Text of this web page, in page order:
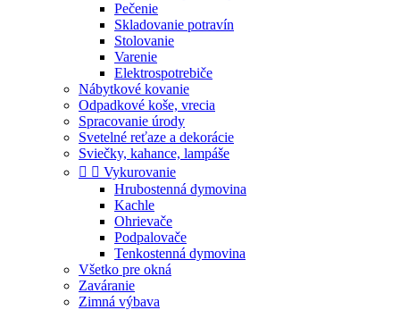
Pečenie
Skladovanie potravín
Stolovanie
Varenie
Elektrospotrebiče
Nábytkové kovanie
Odpadkové koše, vrecia
Spracovanie úrody
Svetelné reťaze a dekorácie
Sviečky, kahance, lampáše
  Vykurovanie
Hrubostenná dymovina
Kachle
Ohrievače
Podpalovače
Tenkostenná dymovina
Všetko pre okná
Zaváranie
Zimná výbava